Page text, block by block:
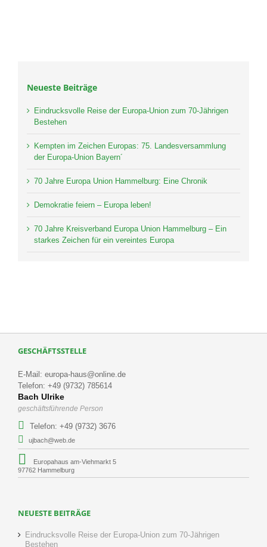
Neueste Beiträge
Eindrucksvolle Reise der Europa-Union zum 70-Jährigen
Bestehen
Kempten im Zeichen Europas: 75. Landesversammlung
der Europa-Union Bayern´
70 Jahre Europa Union Hammelburg: Eine Chronik
Demokratie feiern – Europa leben!
70 Jahre Kreisverband Europa Union Hammelburg – Ein
starkes Zeichen für ein vereintes Europa
GESCHÄFTSSTELLE
E-Mail: europa-haus@online.de
Telefon: +49 (9732) 785614
Bach Ulrike
geschäftsführende Person
Telefon: +49 (9732) 3676
ujbach@web.de
Europahaus am-Viehmarkt 5
97762 Hammelburg
NEUESTE BEITRÄGE
Eindrucksvolle Reise der Europa-Union zum 70-Jährigen
Bestehen